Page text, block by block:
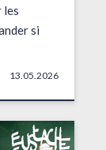
les
si
13.05.2026